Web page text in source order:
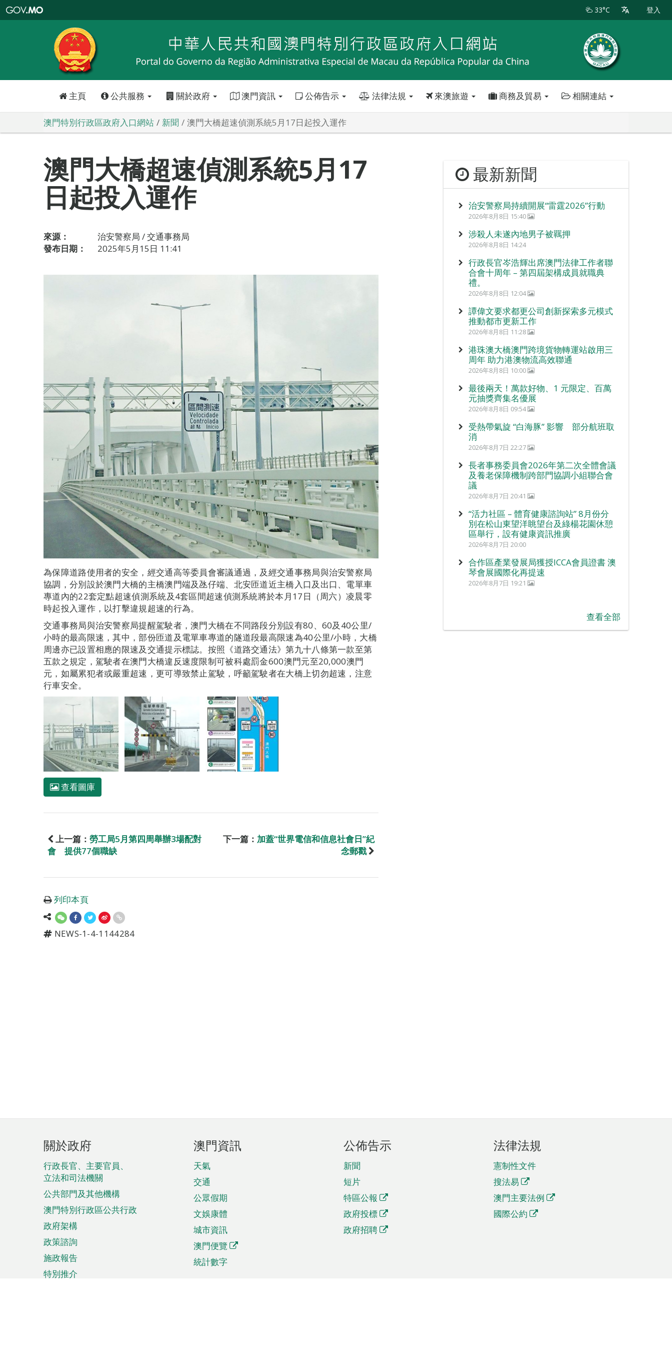
特
政
區
政
口
33°C 登入
主頁 公共服務 關於政府 澳門資訊 公佈告示 法律法規 來澳旅遊 商務及貿易 相關連結
澳門特別行政區政府入口網站 新聞 澳門大橋超速偵測系統5月17日起投入運作
澳門大橋超速偵測系統5月17
日起投入運作
來源：
治安警察局 / 交通事務局
發布日期：
2025年5月15日 11:41
為保障道路使用者的安全，經交通高等委員會審議通過，及經交通事務局與治安警察局
協調，分別設於澳門大橋的主橋澳門端及氹仔端、北安匝道近主橋入口及出口、電單車
專道內的22套定點超速偵測系統及4套區間超速偵測系統將於本月17日（周六）凌晨零
時起投入運作，以打擊違規超速的行為。
交通事務局與治安警察局提醒駕駛者，澳門大橋在不同路段分別設有80、60及40公里/
小時的最高限速，其中，部份匝道及電單車專道的隧道段最高限速為40公里/小時，大橋
周邊亦已設置相應的限速及交通提示標誌。按照《道路交通法》第九十八條第一款至第
五款之規定，駕駛者在澳門大橋違反速度限制可被科處罰金600澳門元至20,000澳門
元，如屬累犯者或嚴重超速，更可導致禁止駕駛，呼籲駕駛者在大橋上切勿超速，注意
行車安全。
查看圖庫
上一篇： 勞工局5月第四周舉辦3場配對
會 提供77個職缺
下一篇： 加蓋“世界電信和信息社會日”紀
念郵戳
列印本頁
NEWS-1-4-1144284
最新新聞
治安警察局持續開展“雷霆2026”行動
2026年8月8日 15:40
涉殺人未遂內地男子被羈押
2026年8月8日 14:24
行政長官岑浩輝出席澳門法律工作者聯
合會十周年 – 第四屆架構成員就職典
禮。
2026年8月8日 12:04
譚偉文要求都更公司創新探索多元模式
推動都市更新工作
2026年8月8日 11:28
港珠澳大橋澳門跨境貨物轉運站啟用三
周年 助力港澳物流高效聯通
2026年8月8日 10:00
最後兩天！萬款好物、1 元限定、百萬
元抽獎齊集名優展
2026年8月8日 09:54
受熱帶氣旋 “白海豚” 影響 部分航班取
消
2026年8月7日 22:27
長者事務委員會2026年第二次全體會議
及養老保障機制跨部門協調小組聯合會
議
2026年8月7日 20:41
“活力社區 – 體育健康諮詢站” 8月份分
別在松山東望洋眺望台及綠楊花園休憩
區舉行，設有健康資訊推廣
2026年8月7日 20:00
合作區產業發展局獲授ICCA會員證書 澳
琴會展國際化再提速
2026年8月7日 19:21
查看全部
頁
腳
菜
單
關於政府
行政長官、主要官員、
立法和司法機關
公共部門及其他機構
澳門特別行政區公共行政
政府架構
政策諮詢
施政報告
特別推介
澳門資訊
天氣
交通
公眾假期
文娛康體
城市資訊
澳門便覽
統計數字
公佈告示
新聞
短片
特區公報
政府投標
政府招聘
法律法規
憲制性文件
搜法易
澳門主要法例
國際公約